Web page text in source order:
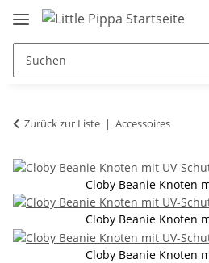
Zum Hauptinhalt springen
springen
Zurück zur Liste Accessoires
Cloby Beanie Knoten
Cloby Beanie Knoten
Cloby Beanie Knoten